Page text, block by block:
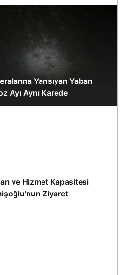
Yansıyan Yaban
Ayı Aynı Karede
ve Hizmet Kapasitesi
Ziyareti